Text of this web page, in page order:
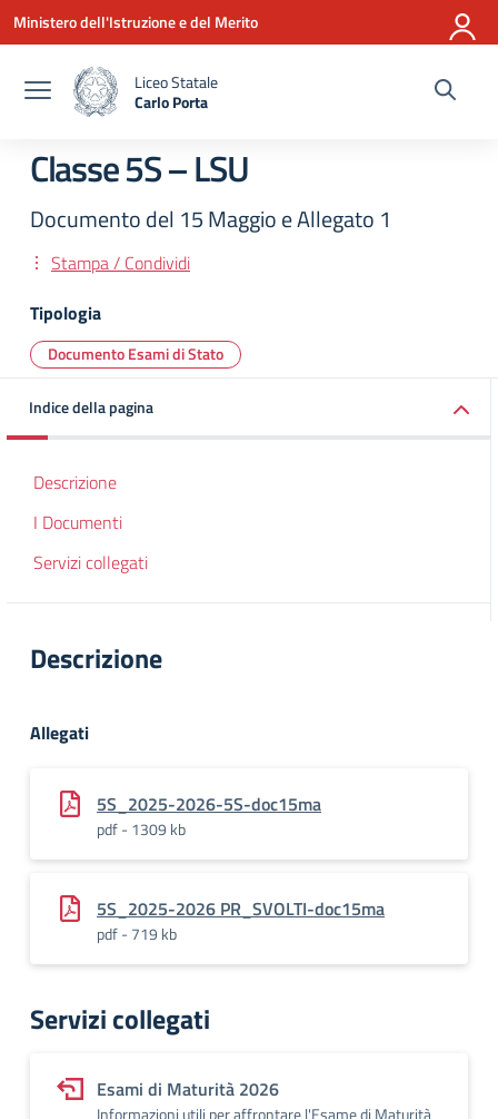
Vai ai contenuti
Vai al menu di navigazione
Vai al footer
Ministero dell'Istruzione e del Merito
Liceo Statale
Carlo Porta
Classe 5S – LSU
Documento del 15 Maggio e Allegato 1
Stampa / Condividi
Tipologia
Documento Esami di Stato
Indice della pagina
Descrizione
I Documenti
Servizi collegati
Descrizione
Allegati
5S_2025-2026-5S-doc15ma
pdf - 1309 kb
5S_2025-2026 PR_SVOLTI-doc15ma
pdf - 719 kb
Servizi collegati
Esami di Maturità 2026
Informazioni utili per affrontare l'Esame di Maturità